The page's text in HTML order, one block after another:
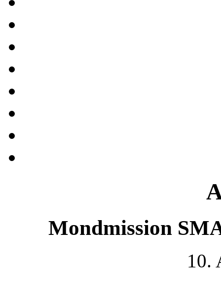
Mondmission
10.